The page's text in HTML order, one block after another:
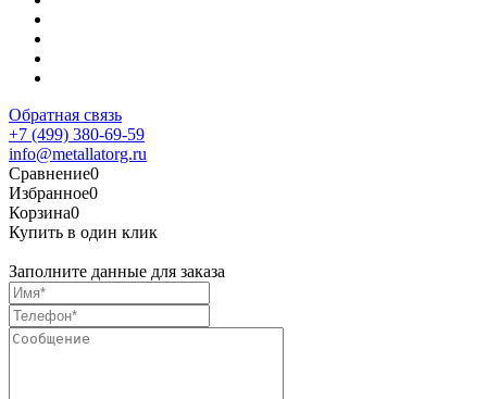
Обратная связь
+7 (499) 380-69-59
info@metallatorg.ru
Сравнение0
Избранное0
Корзина0
Купить в один клик
Заполните данные для заказа